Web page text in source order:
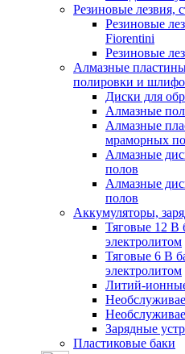
Резиновые лезвия,
Резиновые
Fiorentini
Резиновые
Алмазные
полировки и
Диски для
Алмазные
Алмазные
мраморных
Алмазные
полов
Алмазные
полов
Аккумуляторы,
Тяговые 12 В
электролитом
Тяговые 6 В
электролитом
Литий-
Зарядные
Пластиковые баки